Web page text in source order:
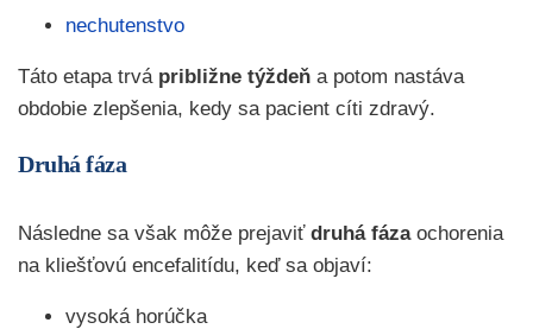
nechutenstvo
Táto etapa trvá približne týždeň a potom nastáva
obdobie zlepšenia, kedy sa pacient cíti zdravý.
Druhá fáza
Následne sa však môže prejaviť druhá fázaochorenia
na kliešťovú encefalitídu, keď sa objaví:
vysoká horúčka